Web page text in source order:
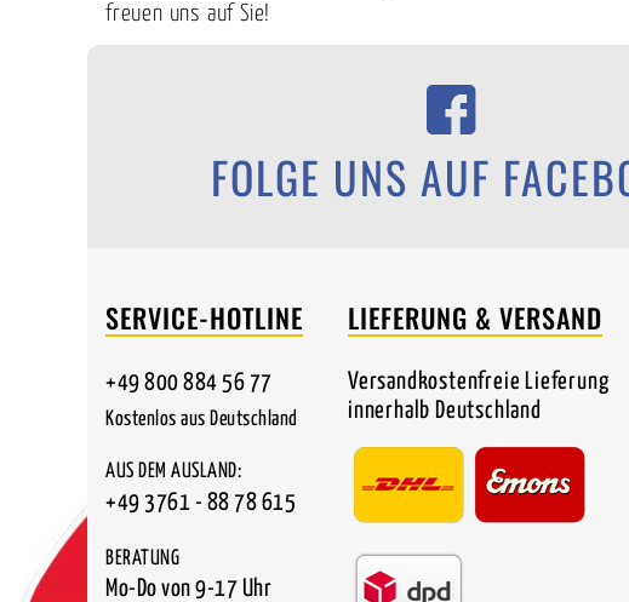
freuen uns auf Sie!
FOLGE UNS AUF
SERVICE-HOTLINE
+49 800 884 56 77
Kostenlos aus Deutschland
AUS DEM AUSLAND:
+49 3761 - 88 78 615
BERATUNG
Mo-Do von 9-17 Uhr
LIEFERUNG & VERSAND
Versandkostenfreie Lieferung
innerhalb Deutschland